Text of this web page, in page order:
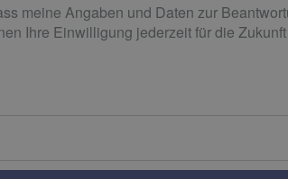
meine Angaben und Daten zur
Ihre Einwilligung jederzeit für die